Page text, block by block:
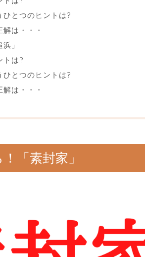
ひとつのヒントは?
解は・・・
」
トは?
ひとつのヒントは?
解は・・・
「素封家」